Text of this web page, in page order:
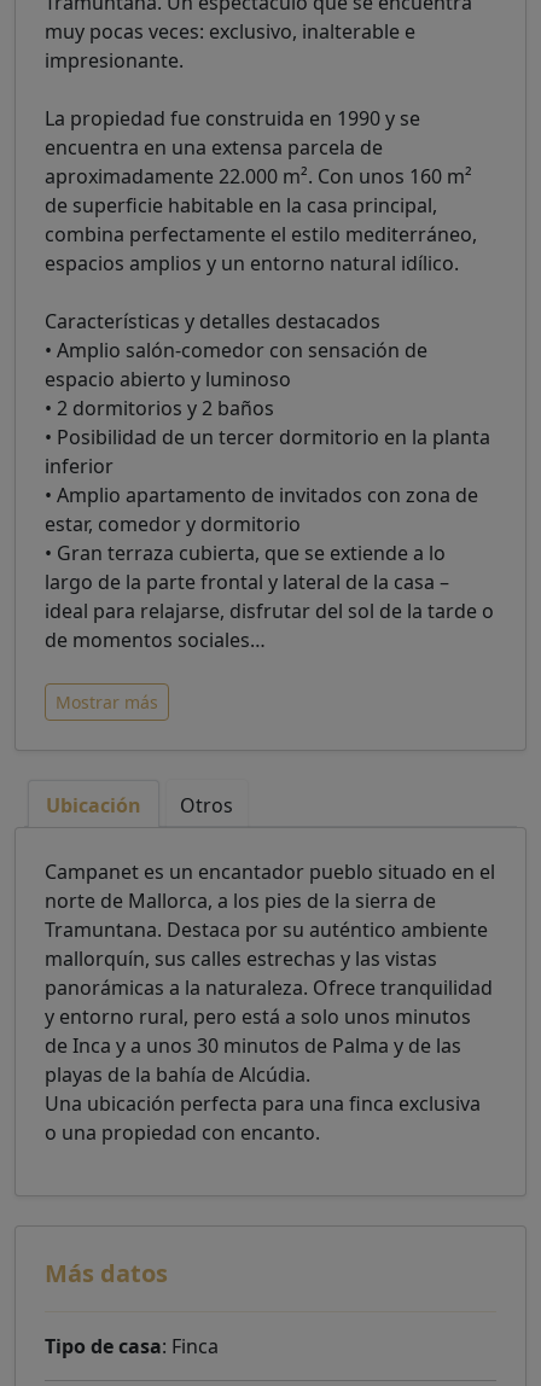
muy pocas veces: exclusivo, inalterable e
impresionante.
La propiedad fue construida en 1990 y se
encuentra en una extensa parcela de
aproximadamente 22.000 m². Con unos 160 m²
de superficie habitable en la casa principal,
combina perfectamente el estilo mediterráneo,
espacios amplios y un entorno natural idílico.
Características y detalles destacados
• Amplio salón-comedor con sensación de
espacio abierto y luminoso
• 2 dormitorios y 2 baños
• Posibilidad de un tercer dormitorio en la planta
inferior
• Amplio apartamento de invitados con zona de
estar, comedor y dormitorio
• Gran terraza cubierta, que se extiende a lo
largo de la parte frontal y lateral de la casa –
ideal para relajarse, disfrutar del sol de la tarde o
de momentos sociales…
Mostrar más
Ubicación Otros
Campanet es un encantador pueblo situado en el
norte de Mallorca, a los pies de la sierra de
Tramuntana. Destaca por su auténtico ambiente
mallorquín, sus calles estrechas y las vistas
panorámicas a la naturaleza. Ofrece tranquilidad
y entorno rural, pero está a solo unos minutos
de Inca y a unos 30 minutos de Palma y de las
playas de la bahía de Alcúdia.
Una ubicación perfecta para una finca exclusiva
o una propiedad con encanto.
Más datos
Tipo de casa: Finca